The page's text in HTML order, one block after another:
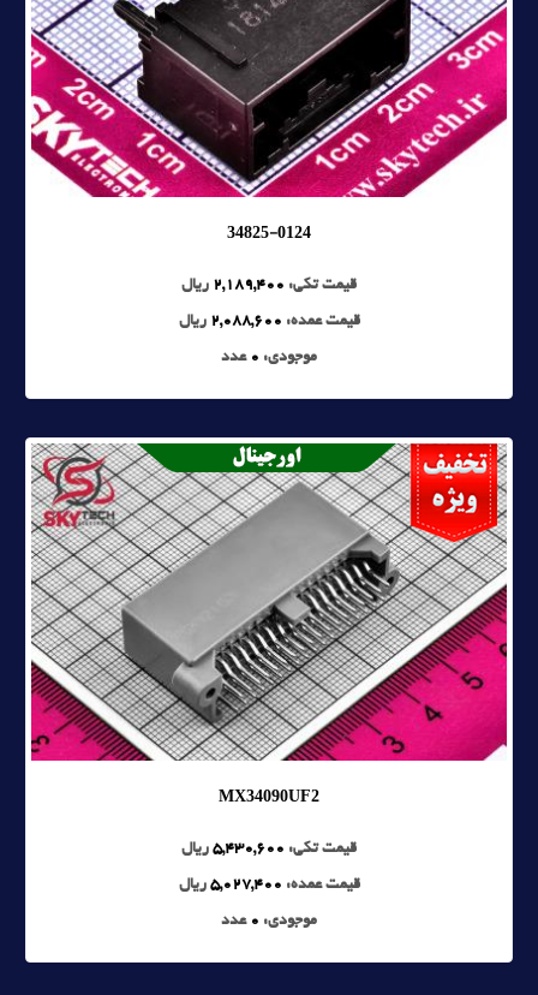
34825-0124
قیمت تکی: 2,189,400 ریال
قیمت عمده: 2,088,600 ریال
موجودی: 0 عدد
MX34090UF2
قیمت تکی: 5,430,600 ریال
قیمت عمده: 5,027,400 ریال
موجودی: 0 عدد